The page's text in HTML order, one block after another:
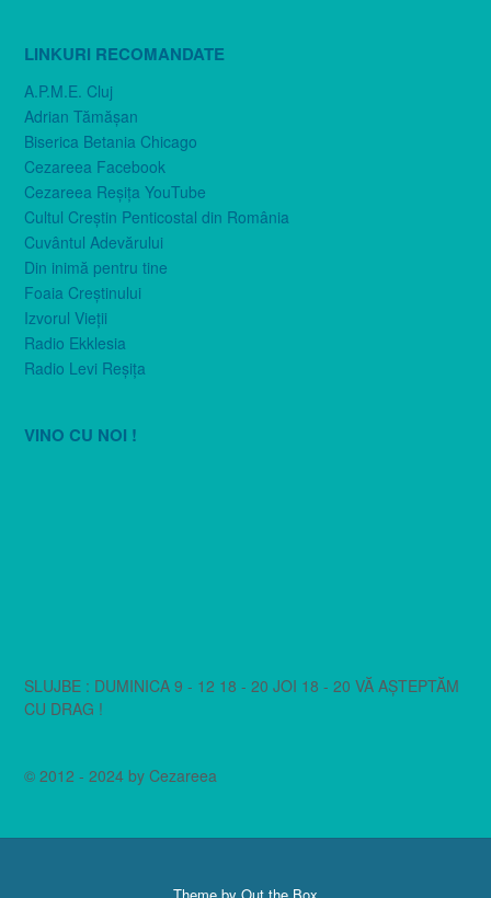
LINKURI RECOMANDATE
A.P.M.E. Cluj
Adrian Tămăşan
Biserica Betania Chicago
Cezareea Facebook
Cezareea Reşiţa YouTube
Cultul Creştin Penticostal din România
Cuvântul Adevărului
Din inimă pentru tine
Foaia Creştinului
Izvorul Vieţii
Radio Ekklesia
Radio Levi Reşiţa
VINO CU NOI !
SLUJBE : DUMINICA 9 - 12 18 - 20 JOI 18 - 20 VĂ AȘTEPTĂM
CU DRAG !
© 2012 - 2024 by Cezareea
Theme by Out the Box